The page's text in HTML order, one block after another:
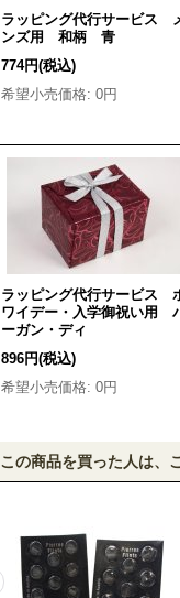
ラッピング代行サービス
ンズ用 和柄 青
774円(税込)
希望小売価格: 0円
ラッピング代行サービス
ワイデー・入学御祝い用
ーガン・ディ
896円(税込)
希望小売価格: 0円
この商品を買った人は、